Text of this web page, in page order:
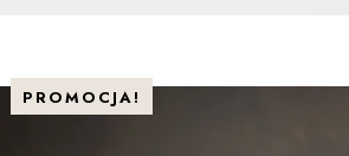
PROMOCJA!